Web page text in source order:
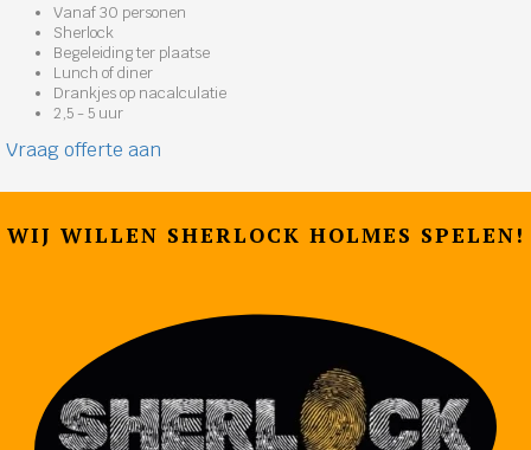
Vanaf 30 personen
Sherlock
Begeleiding ter plaatse
Lunch of diner
Drankjes op nacalculatie
2,5 - 5 uur
Vraag offerte aan
WIJ WILLEN SHERLOCK HOLMES SPELEN!